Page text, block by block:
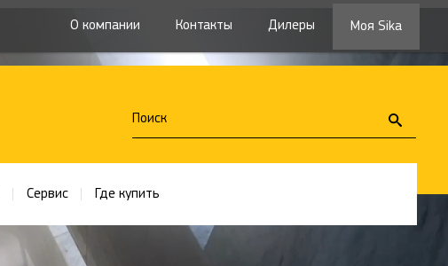
О компании Контакты Дилеры Моя Sika
Сервис Где купить